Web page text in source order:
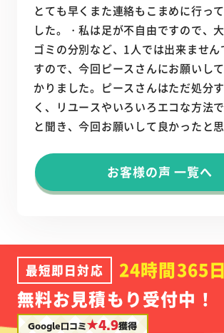
とても早くまた連絡もこまめに行っ
した。・私は足が不自由ですので、
ゴミの分別など、1人では出来ません
すので、今回ピースさんにお願いし
かりました。ピースさんはただ処分
く、リユースやいろいろエコな方法
と聞き、今回お願いして良かったと思
お客様の声 一覧へ
最短即日対応
24時間365日
無料お見積もり受付中！
Google口コミ★4.9獲得